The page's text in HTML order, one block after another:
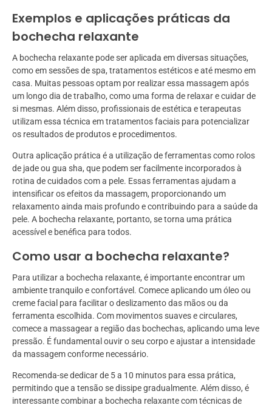
Exemplos e aplicações práticas da
bochecha relaxante
A bochecha relaxante pode ser aplicada em diversas situações,
como em sessões de spa, tratamentos estéticos e até mesmo em
casa. Muitas pessoas optam por realizar essa massagem após
um longo dia de trabalho, como uma forma de relaxar e cuidar de
si mesmas. Além disso, profissionais de estética e terapeutas
utilizam essa técnica em tratamentos faciais para potencializar
os resultados de produtos e procedimentos.
Outra aplicação prática é a utilização de ferramentas como rolos
de jade ou gua sha, que podem ser facilmente incorporados à
rotina de cuidados com a pele. Essas ferramentas ajudam a
intensificar os efeitos da massagem, proporcionando um
relaxamento ainda mais profundo e contribuindo para a saúde da
pele. A bochecha relaxante, portanto, se torna uma prática
acessível e benéfica para todos.
Como usar a bochecha relaxante?
Para utilizar a bochecha relaxante, é importante encontrar um
ambiente tranquilo e confortável. Comece aplicando um óleo ou
creme facial para facilitar o deslizamento das mãos ou da
ferramenta escolhida. Com movimentos suaves e circulares,
comece a massagear a região das bochechas, aplicando uma leve
pressão. É fundamental ouvir o seu corpo e ajustar a intensidade
da massagem conforme necessário.
Recomenda-se dedicar de 5 a 10 minutos para essa prática,
permitindo que a tensão se dissipe gradualmente. Além disso, é
interessante combinar a bochecha relaxante com técnicas de